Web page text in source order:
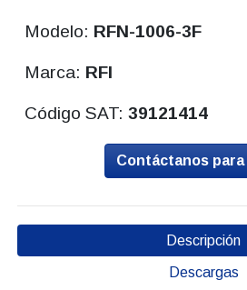
Modelo: RFN-1006-3F
Marca: RFI
Código SAT:39121414
Contáctanos
Descripción
Descargas